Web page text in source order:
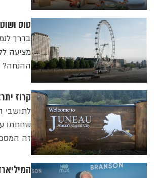
טוס
מציעה
ההנחה?
קרוז
לתושבי
שחתמו
זה